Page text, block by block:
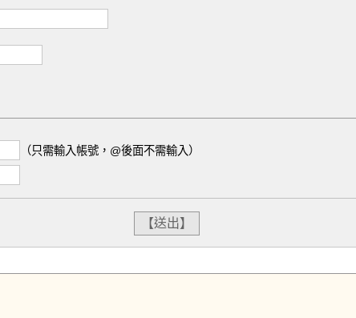
（只需輸入帳號，@後面不需輸入）